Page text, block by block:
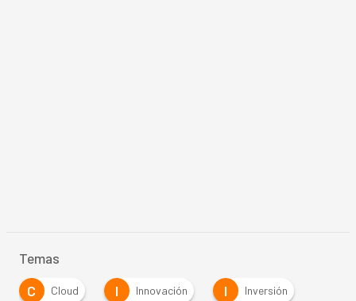
Temas
C
Cloud I Innovación I Inversión